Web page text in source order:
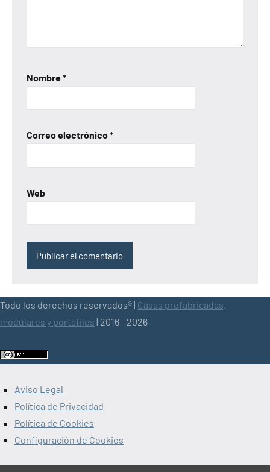
Nombre*
Correo electrónico*
Web
Todo los derechos reservados® | Casas prefabricadas,
modulares y portátiles | 2016 - 2026
Aviso Legal
Política de Privacidad
Política de Cookies
Configuración de Cookies